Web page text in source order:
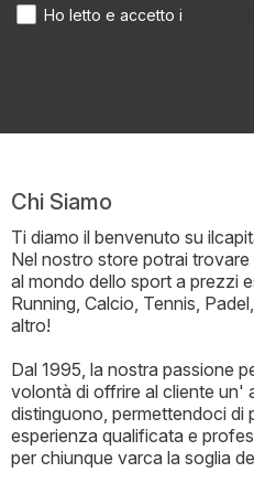
Ho letto e accetto i
Chi Siamo
Ti diamo il benvenuto su
Nel nostro store potrai trovare
al mondo dello sport a prezzi
Running, Calcio, Tennis,
altro!
Dal 1995, la nostra passione
volontà di offrire al cliente un'
distinguono, permettendoci di
esperienza qualificata e
per chiunque varca la soglia